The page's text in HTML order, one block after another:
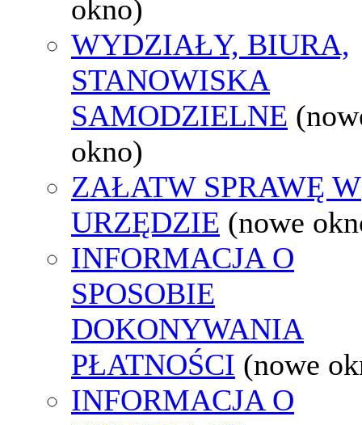
okno)
WYDZIAŁY, BIURA,
STANOWISKA
SAMODZIELNE
okno)
ZAŁATW SPRAWĘ W
URZĘDZIE (nowe
INFORMACJA O
SPOSOBIE
DOKONYWANIA
PŁATNOŚCI (nowe
INFORMACJA O